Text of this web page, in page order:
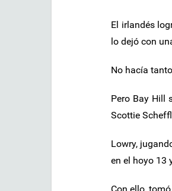
El irlandés
lo dejó con
No hacía
Pero Bay Hill
Scottie
Lowry,
en el hoyo 13